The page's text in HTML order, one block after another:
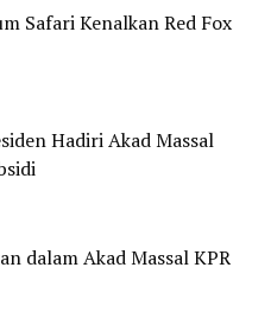
Safari Kenalkan Red Fox
Hadiri Akad Massal
dalam Akad Massal KPR